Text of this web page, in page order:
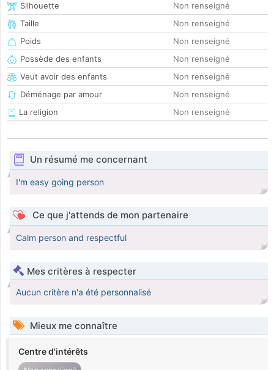
Silhouette
Non renseigné
Taille
Non renseigné
Poids
Non renseigné
Possède des enfants
Non renseigné
Veut avoir des enfants
Non renseigné
Déménage par amour
Non renseigné
La religion
Non renseigné
Un résumé me concernant
I'm easy going person
Ce que j'attends de mon partenaire
Calm person and respectful
Mes critères à respecter
Aucun critère n'a été personnalisé
Mieux me connaître
Centre d'intérêts